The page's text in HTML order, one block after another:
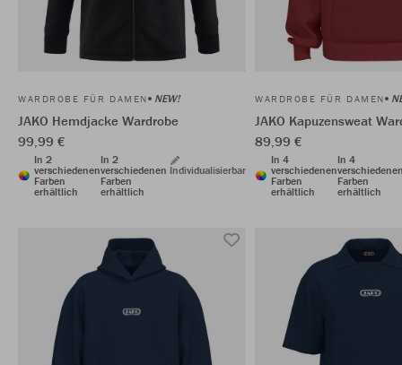
WARDROBE FÜR DAMEN NEW!
JAKO Hemdjacke Wardrobe
99,99 €
In 2
verschiedenen
Farben
erhältlich
In 2
verschiedenen
Farben
erhältlich
Individualisierbar
WARDROBE FÜR DAMEN
JAKO Kapuzensweat
89,99 €
In 4
verschiedenen
Farben
erhältlich
In 4
Farben
erhältlich